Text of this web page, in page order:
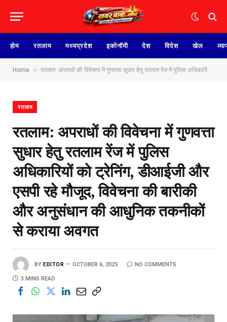
होम रतलाम मध्यप्रदेश इकोनॉमी देश विदेश खेल
Home » रतलाम: अपराधों की विवेचना में गुणवत्ता सुधार हेतु रतलाम रेंज में पुलिस अधिकारियों को ट्रेनिंग, डीआईजी और एसपी रहे मौजूद, विवेचना की बारीकी और अनुसंधान की आधुनिक तकनीकों से कराया अवगत
रतलाम
रतलाम: अपराधों की विवेचना में गुणवत्ता
सुधार हेतु रतलाम रेंज में पुलिस
अधिकारियों को ट्रेनिंग, डीआईजी और
एसपी रहे मौजूद, विवेचना की बारीकी
और अनुसंधान की आधुनिक तकनीकों
से कराया अवगत
BY EDITOR OCTOBER 6, 2025 NO COMMENTS
3 MINS READ